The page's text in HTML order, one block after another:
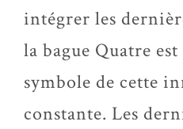
intégrer les
la bague Quatre
symbole de cette
constante. Les